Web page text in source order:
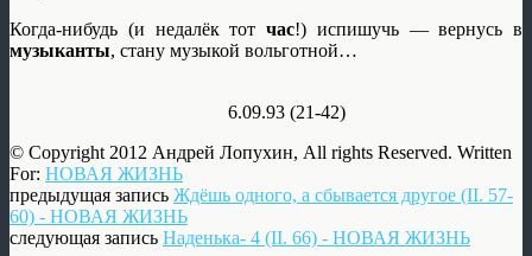
Когда-нибудь (и недалёк тот час!) испишучь — вернусь в
музыканты, стану музыкой вольготной…
6.09.93 (21-42)
© Copyright 2012 Андрей Лопухин, All rights Reserved. Written
For: НОВАЯ ЖИЗНЬ
предыдущая запись Ждёшь одного, а сбывается другое (II. 57-
60) - НОВАЯ ЖИЗНЬ
следующая запись Наденька- 4 (II. 66) - НОВАЯ ЖИЗНЬ